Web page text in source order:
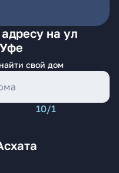
на ул
свой дом
10/1